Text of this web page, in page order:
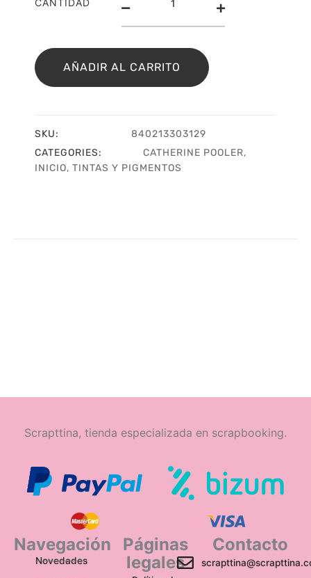
ink
Pooler
cantidad
AÑADIR AL CARRITO
SKU:
840213303129
CATEGORIES:
CATHERINE POOLER,
INICIO, TINTAS Y PIGMENTOS
Scrapttina, tienda especializada en scrapbooking.
Navegación
Novedades
Páginas
legales
Contacto